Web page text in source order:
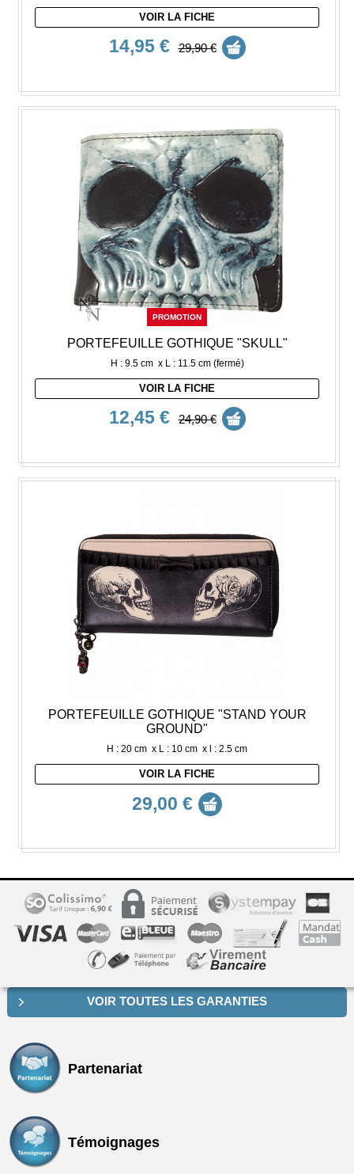
VOIR LA FICHE
14,95 € 29,90 €
PROMOTION
PORTEFEUILLE GOTHIQUE "SKULL"
H : 9.5 cm x L : 11.5 cm (fermé)
VOIR LA FICHE
12,45 € 24,90 €
PORTEFEUILLE GOTHIQUE "STAND YOUR
GROUND"
H : 20 cm x L : 10 cm x l : 2.5 cm
VOIR LA FICHE
29,00 €
VOIR TOUTES LES GARANTIES
Partenariat
Témoignages